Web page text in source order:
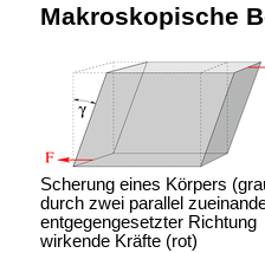
Makroskopische
Scherung eines Körpers
durch zwei parallel
entgegengesetzter Richtung
wirkende Kräfte (rot)